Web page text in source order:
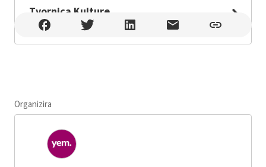
Tvornica Kulture
Tvornica Kulture , Zagreb
Organizira